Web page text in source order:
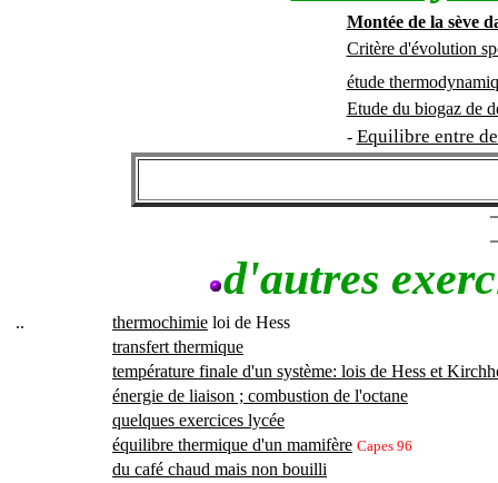
Montée de la sève
Critère d'évolution
étude
Etude du biogaz de
- Equilibre entre
d'autres
.. thermochimie loi de Hess
transfert thermique
température finale d'un système: lois de Hess et
énergie de liaison ; combustion de l'octane
quelques exercices lycée
équilibre thermique d'un mamifère Capes 96
du café chaud mais non bouilli